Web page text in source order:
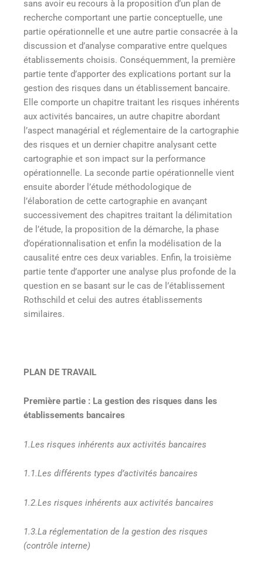
sans avoir eu recours à la proposition d’un plan de
recherche comportant une partie conceptuelle, une
partie opérationnelle et une autre partie consacrée à la
discussion et d’analyse comparative entre quelques
établissements choisis. Conséquemment, la première
partie tente d’apporter des explications portant sur la
gestion des risques dans un établissement bancaire.
Elle comporte un chapitre traitant les risques inhérents
aux activités bancaires, un autre chapitre abordant
l’aspect managérial et réglementaire de la cartographie
des risques et un dernier chapitre analysant cette
cartographie et son impact sur la performance
opérationnelle. La seconde partie opérationnelle vient
ensuite aborder l’étude méthodologique de
l’élaboration de cette cartographie en avançant
successivement des chapitres traitant la délimitation
de l’étude, la proposition de la démarche, la phase
d’opérationnalisation et enfin la modélisation de la
causalité entre ces deux variables. Enfin, la troisième
partie tente d’apporter une analyse plus profonde de la
question en se basant sur le cas de l’établissement
Rothschild et celui des autres établissements
similaires.
PLAN DE TRAVAIL
Première partie : La gestion des risques dans les
établissements bancaires
1.Les risques inhérents aux activités bancaires
1.1.Les différents types d’activités bancaires
1.2.Les risques inhérents aux activités bancaires
1.3.La réglementation de la gestion des risques
(contrôle interne)